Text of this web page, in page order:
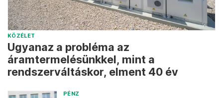
KÖZÉLET
Ugyanaz a probléma az
áramtermelésünkkel, mint a
rendszerváltáskor, elment 40 év
PÉNZ